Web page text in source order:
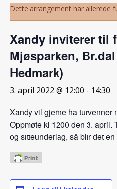
Dette arrangement har allerede
Xandy inviterer til
Mjøsparken,
Hedmark)
3. april 2022 @ 12:00 - 14:30
Xandy vil gjerne ha turvenner
Oppmøte kl 1200 den 3. april.
og sitteunderlag, så blir det